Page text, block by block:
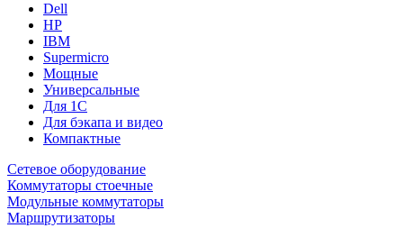
Dell
HP
IBM
Supermicro
Мощные
Универсальные
Для 1С
Для бэкапа и видео
Компактные
Сетевое оборудование
Коммутаторы стоечные
Модульные коммутаторы
Маршрутизаторы